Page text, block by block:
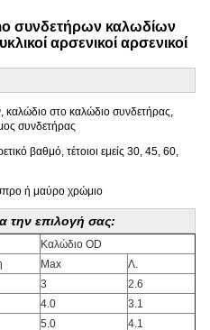
συνδετήρων καλωδίων
αρσενικοί αρσενικοί
καλώδιο στο καλώδιο συνδετήρας,
συνδετήρας
βαθμό, τέτοιοι εμείς 30, 45, 60,
ή μαύρο χρώμιο
την επιλογή σας:
Καλώδιο OD
Max
Λ.
3
2.6
4.0
3.1
5.0 4.1